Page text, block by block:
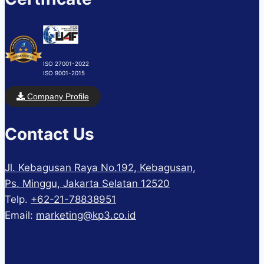
ISO 27001-2022
ISO 9001-2015
Company Profile
Contact Us
Jl. Kebagusan Raya No.192, Kebagusan,
Ps. Minggu, Jakarta Selatan 12520
Telp. +62-21-78838951
Email: marketing@kp3.co.id